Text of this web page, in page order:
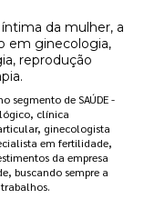
da mulher, a
em ginecologia,
reprodução
segmento de SAÚDE -
clínica
ginecologista
em fertilidade,
da empresa
buscando sempre a